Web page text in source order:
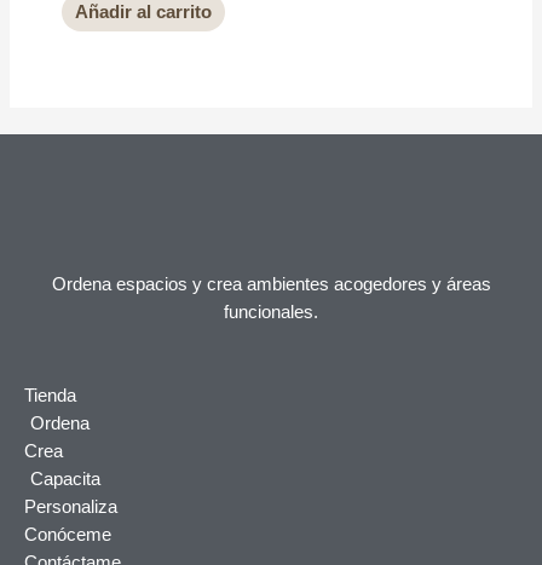
Añadir al carrito
Ordena espacios y crea ambientes acogedores y áreas
funcionales.
Tienda
Ordena
Crea
Capacita
Personaliza
Conóceme